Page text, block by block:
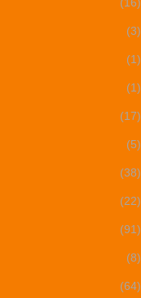
(3)
(1)
(1)
(17)
(5)
(38)
(22)
(91)
(8)
(64)